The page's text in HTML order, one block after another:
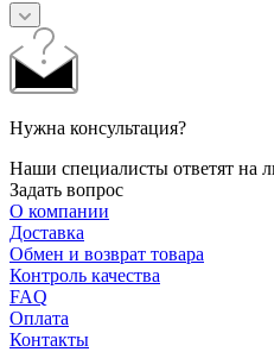
Нужна консультация?
Наши специалисты ответят на
Задать вопрос
О компании
Доставка
Обмен и возврат товара
Контроль качества
FAQ
Оплата
Контакты